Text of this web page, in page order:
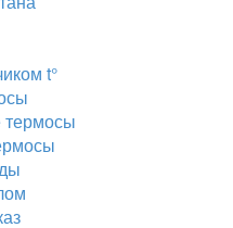
t°
термосы